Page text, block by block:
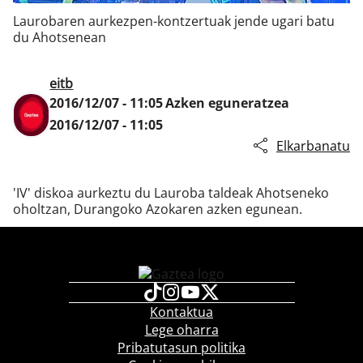
Laurobaren aurkezpen-kontzertuak jende ugari batu
du Ahotsenean
eitb
2016/12/07 - 11:05Azken eguneratzea
2016/12/07 - 11:05
Elkarbanatu
'IV' diskoa aurkeztu du Lauroba taldeak Ahotseneko
oholtzan, Durangoko Azokaren azken egunean.
Kontaktua
Lege oharra
Pribatutasun politika